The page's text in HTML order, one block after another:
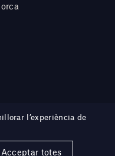
l’experiència de
Acceptar totes